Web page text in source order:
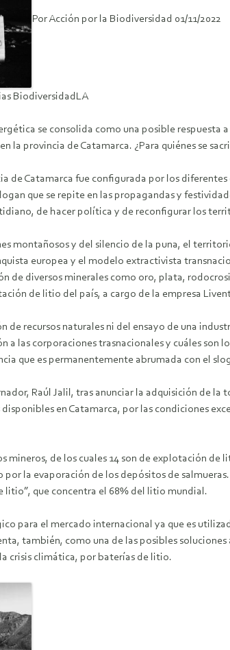
Por Acción por la Biodiversidad 01/11/2022
BiodiversidadLA
se consolida como una posible
la provincia de Catamarca. ¿Para quiénes se
de Catamarca fue configurada por los
que se repite en las propagandas y
de hacer política y de reconfigurar los
montañosos y del silencio de la puna, el
europea y el modelo extractivista
de diversos minerales como oro, plata,
de litio del país, a cargo de la empresa
de recursos naturales ni del ensayo de una
a las corporaciones trasnacionales y cuáles son
que es permanentemente abrumada con el
Raúl Jalil, tras anunciar la adquisición de la
disponibles en Catamarca, por las condiciones
mineros, de los cuales 14 son de explotación
por la evaporación de los depósitos de
litio”, que concentra el 68% del litio mundial.
para el mercado internacional ya que es
también, como una de las posibles
crisis climática, por baterías de litio.